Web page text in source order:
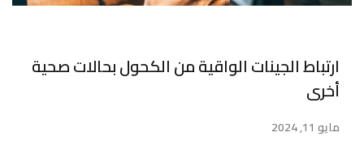
ارتباط الجينات الواقية من الكحول بحالات صحية
أخرى
مايو 11, 2024